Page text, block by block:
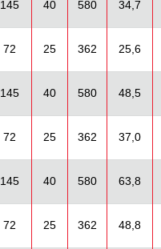
145 40 580 34,7
72 25 362 25,6
145 40 580 48,5
72 25 362 37,0
145 40 580 63,8
72 25 362 48,8